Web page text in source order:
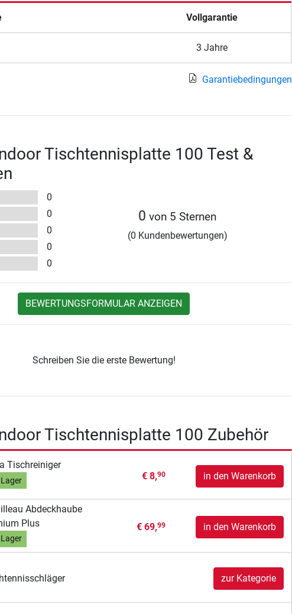
Vollgarantie
3 Jahre
Garantiebedingungen
Tischtennisplatte 100 Test &
0
0
0
0
0
0 von 5 Sternen
(0 Kundenbewertungen)
BEWERTUNGSFORMULAR ANZEIGEN
Schreiben Sie die erste Bewertung!
Tischtennisplatte 100 Zubehör
Tischreiniger
€ 8,90 in den Warenkorb
Abdeckhaube
Plus
€ 69,99 in den Warenkorb
zur Kategorie